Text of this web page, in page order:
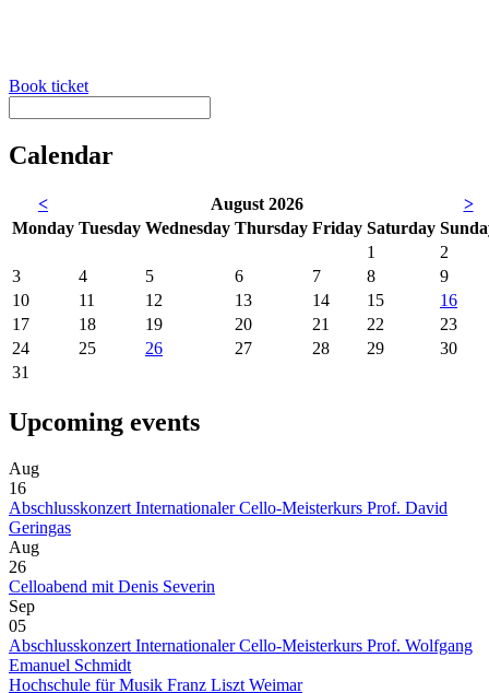
Book ticket
Calendar
< August 2026
>
Monday Tuesday Wednesday Thursday Friday Saturday Sun
1
2
3
4 5 6 7 8
9
10
11 12 13 14 15
16
17
18 19 20 21 22
23
24
25 26 27 28 29
30
31
Upcoming events
Aug
16
Abschlusskonzert Internationaler Cello-Meisterkurs Prof. David
Geringas
Aug
26
Celloabend mit Denis Severin
Sep
05
Abschlusskonzert Internationaler Cello-Meisterkurs Prof. Wolfgang
Emanuel Schmidt
Hochschule für Musik Franz Liszt Weimar